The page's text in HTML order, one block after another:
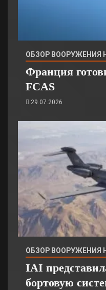
ОБЗОР ВООРУЖЕНИЯ
Франция
FCAS
29.07.2026
ОБЗОР ВООРУЖЕНИЯ
IAI
бортовую